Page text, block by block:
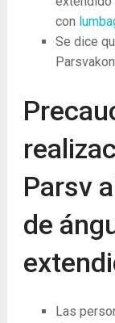
con
Se dice
Parsv
de
Las